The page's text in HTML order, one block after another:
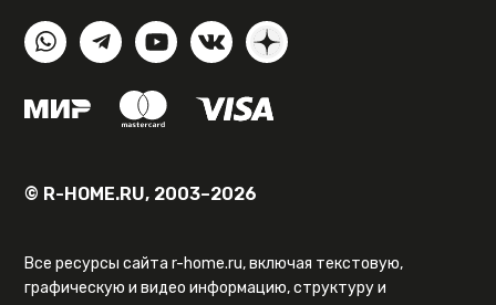
© R-HOME.RU, 2003–2026
Все ресурсы сайта r-home.ru, включая текстовую,
графическую и видео информацию, структуру и